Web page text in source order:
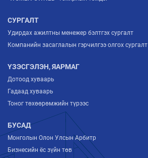
СУРГАЛТ
Удирдах ажилтны менежер бэлтгэх сургалт
Компанийн засаглалын гэрчилгээ олгох сургалт
ҮЗЭСГЭЛЭН, ЯАРМАГ
Дотоод хуваарь
Гадаад хуваарь
Тоног төхөөрөмжийн түрээс
БУСАД
Монголын Олон Улсын Арбитр
Бизнесийн ёс зүйн төв